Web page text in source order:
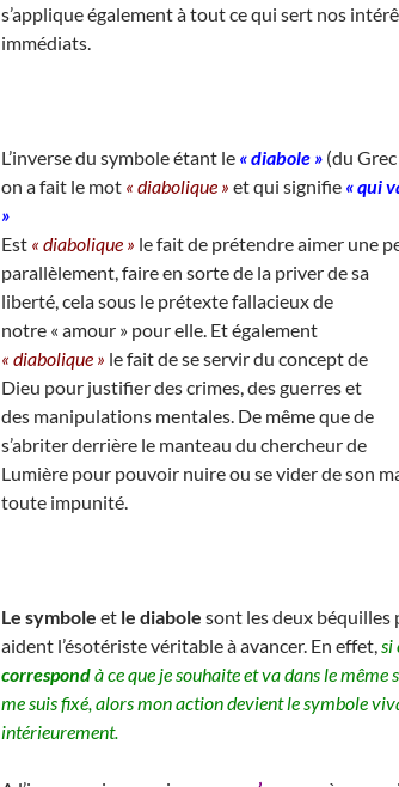
s’applique également à tout ce qui sert nos
immédiats.
L’inverse du symbole étant le « diabole » (du Grec
on a fait le mot « diabolique » et qui signifie « qui
»
Est « diabolique » le fait de prétendre aimer une
parallèlement,faire en sorte de la priver de sa
liberté, cela sous le prétexte fallacieux de
notre « amour » pour elle. Et également
« diabolique » le fait de se servir du concept de
Dieu pour justifier des crimes, des guerres et
des manipulations mentales. De même que de
s’abriter derrière le manteau du chercheur de
Lumière pour pouvoir nuire ou se vider de son
toute impunité.
Le symbole et le diabole sont les deux béquilles
aident l’ésotériste véritable à avancer. En effet,si
correspondà ce que je souhaite et va dans le même
me suis fixé, alors mon action devient le symbole
intérieurement.